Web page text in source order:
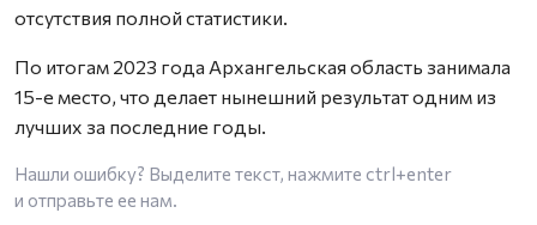
отсутствия полной статистики.
По итогам 2023 года Архангельская область занимала
15-е место, что делает нынешний результат одним из
лучших за последние годы.
Нашли ошибку? Выделите текст, нажмите ctrl+enter
и отправьте ее нам.